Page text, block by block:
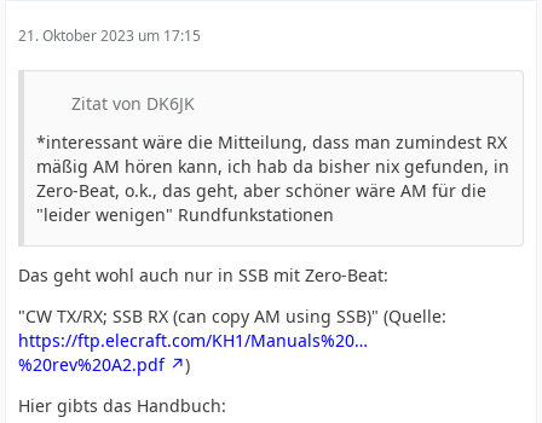
21. Oktober 2023 um 17:15
Zitat von DK6JK
*interessant wäre die Mitteilung, dass man zumindest RX
mäßig AM hören kann, ich hab da bisher nix gefunden, in
Zero-Beat, o.k., das geht, aber schöner wäre AM für die
"leider wenigen" Rundfunkstationen
Das geht wohl auch nur in SSB mit Zero-Beat:
"CW TX/RX; SSB RX (can copy AM using SSB)" (Quelle:
https://ftp.elecraft.com/KH1/Manuals%20…
%20rev%20A2.pdf
)
Hier gibts das Handbuch: